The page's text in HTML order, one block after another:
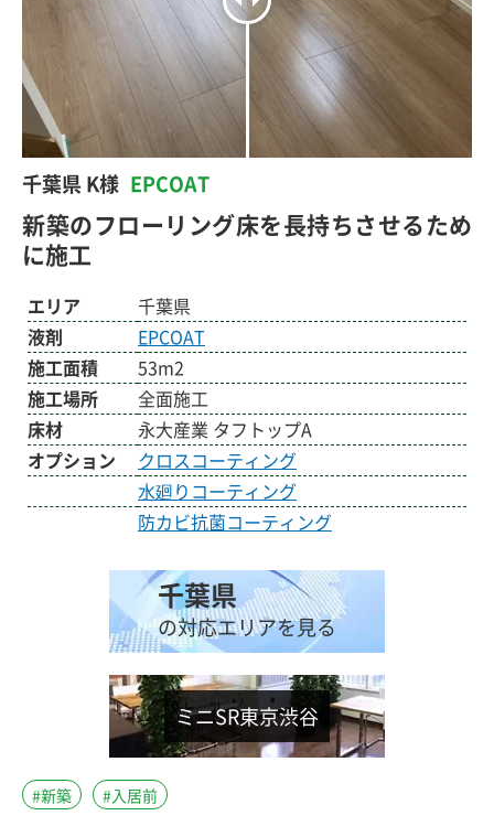
千葉県 K様 EPCOAT
新築のフローリング床を長持ちさせるため
に施工
エリア
千葉県
液剤
EPCOAT
施工面積
53m2
施工場所
全面施工
床材
永大産業 タフトップA
オプション
クロスコーティング
水廻りコーティング
防カビ抗菌コーティング
千葉県
の対応エリアを見る
ミニSR東京渋谷
#新築 #入居前